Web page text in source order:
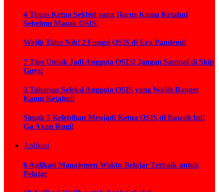
4 Tugas Ketua Sekbid yang Harus Kamu Ketahui
Sebelum Masuk OSIS!
Wajib Tahu Nih! 2 Fungsi OSIS di Era Pandemi!
7 Tips Untuk Jadi Anggota OSIS! Jangan Sampai di Skip
Guys!
3 Tahapan Seleksi Anggota OSIS yang Wajib Banget
Kamu Ketahui!
Simak 5 Kelebihan Menjadi Ketua OSIS di Bawah Ini!
Ga Akan Rugi!
Aplikasi
6 Aplikasi Manajemen Waktu Belajar Terbaik untuk
Pelajar